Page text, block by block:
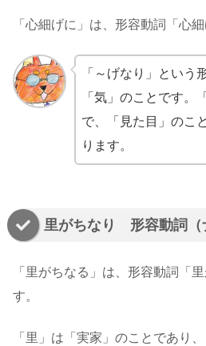
「心細げに」は、形容動詞「心
「～げなり」という
「気」のことです。
で、「見た目」のこ
ります。
里がちなり 形容動詞（
「里がちなる」は、形容動詞「
す。
「里」は「実家」のことであり